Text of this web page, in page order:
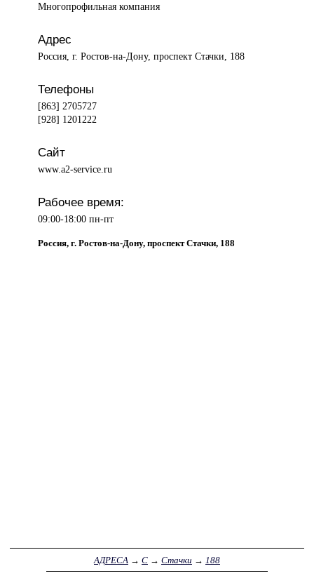
Многопрофильная компания
Адрес
Россия, г. Ростов-на-Дону, проспект Стачки, 188
Телефоны
[863] 2705727
[928] 1201222
Сайт
www.a2-service.ru
Рабочее время:
09:00-18:00 пн-пт
Россия, г. Ростов-на-Дону, проспект Стачки, 188
АДРЕСА → С → Стачки → 188